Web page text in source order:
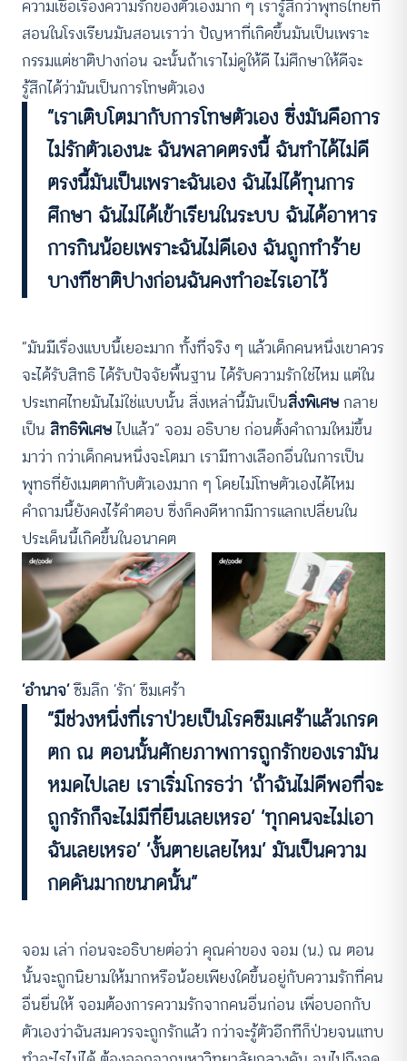
ความเชื่อเรื่องความรักของตัวเองมาก ๆ เรารู้สึกว่าพุทธไทยที่
สอนในโรงเรียนมันสอนเราว่า ปัญหาที่เกิดขึ้นมันเป็นเพราะ
กรรมแต่ชาติปางก่อน ฉะนั้นถ้าเราไม่ดูให้ดี ไม่ศึกษาให้ดีจะ
รู้สึกได้ว่ามันเป็นการโทษตัวเอง
“เราเติบโตมากับการโทษตัวเอง ซึ่งมันคือการ
ไม่รักตัวเองนะ ฉันพลาดตรงนี้ ฉันทำได้ไม่ดี
ตรงนี้มันเป็นเพราะฉันเอง ฉันไม่ได้ทุนการ
ศึกษา ฉันไม่ได้เข้าเรียนในระบบ ฉันได้อาหาร
การกินน้อยเพราะฉันไม่ดีเอง ฉันถูกทำร้าย
บางทีชาติปางก่อนฉันคงทำอะไรเอาไว้
“มันมีเรื่องแบบนี้เยอะมาก ทั้งที่จริง ๆ แล้วเด็กคนหนึ่งเขาควร
จะได้รับสิทธิ ได้รับปัจจัยพื้นฐาน ได้รับความรักใช่ไหม แต่ใน
ประเทศไทยมันไม่ใช่แบบนั้น สิ่งเหล่านี้มันเป็นสิ่งพิเศษกลาย
เป็น สิทธิพิเศษไปแล้ว” จอม อธิบาย ก่อนตั้งคำถามใหม่ขึ้น
มาว่า กว่าเด็กคนหนึ่งจะโตมา เรามีทางเลือกอื่นในการเป็น
พุทธที่ยังเมตตากับตัวเองมาก ๆ โดยไม่โทษตัวเองได้ไหม
คำถามนี้ยังคงไร้คำตอบ ซึ่งก็คงดีหากมีการแลกเปลี่ยนใน
ประเด็นนี้เกิดขึ้นในอนาคต
‘อำนาจ’ซึมลึก ‘รัก’ ซึมเศร้า
“มีช่วงหนึ่งที่เราป่วยเป็นโรคซึมเศร้าแล้วเกรด
ตก ณ ตอนนั้นศักยภาพการถูกรักของเรามัน
หมดไปเลย เราเริ่มโกรธว่า ‘ถ้าฉันไม่ดีพอที่จะ
ถูกรักก็จะไม่มีที่ยืนเลยเหรอ’ ‘ทุกคนจะไม่เอา
ฉันเลยเหรอ’ ‘งั้นตายเลยไหม’ มันเป็นความ
กดดันมากขนาดนั้น”
จอม เล่า ก่อนจะอธิบายต่อว่า คุณค่าของ จอม (น.) ณ ตอน
นั้นจะถูกนิยามให้มากหรือน้อยเพียงใดขึ้นอยู่กับความรักที่คน
อื่นยื่นให้ จอมต้องการความรักจากคนอื่นก่อน เพื่อบอกกับ
ตัวเองว่าฉันสมควรจะถูกรักแล้ว กว่าจะรู้ตัวอีกทีก็ป่วยจนแทบ